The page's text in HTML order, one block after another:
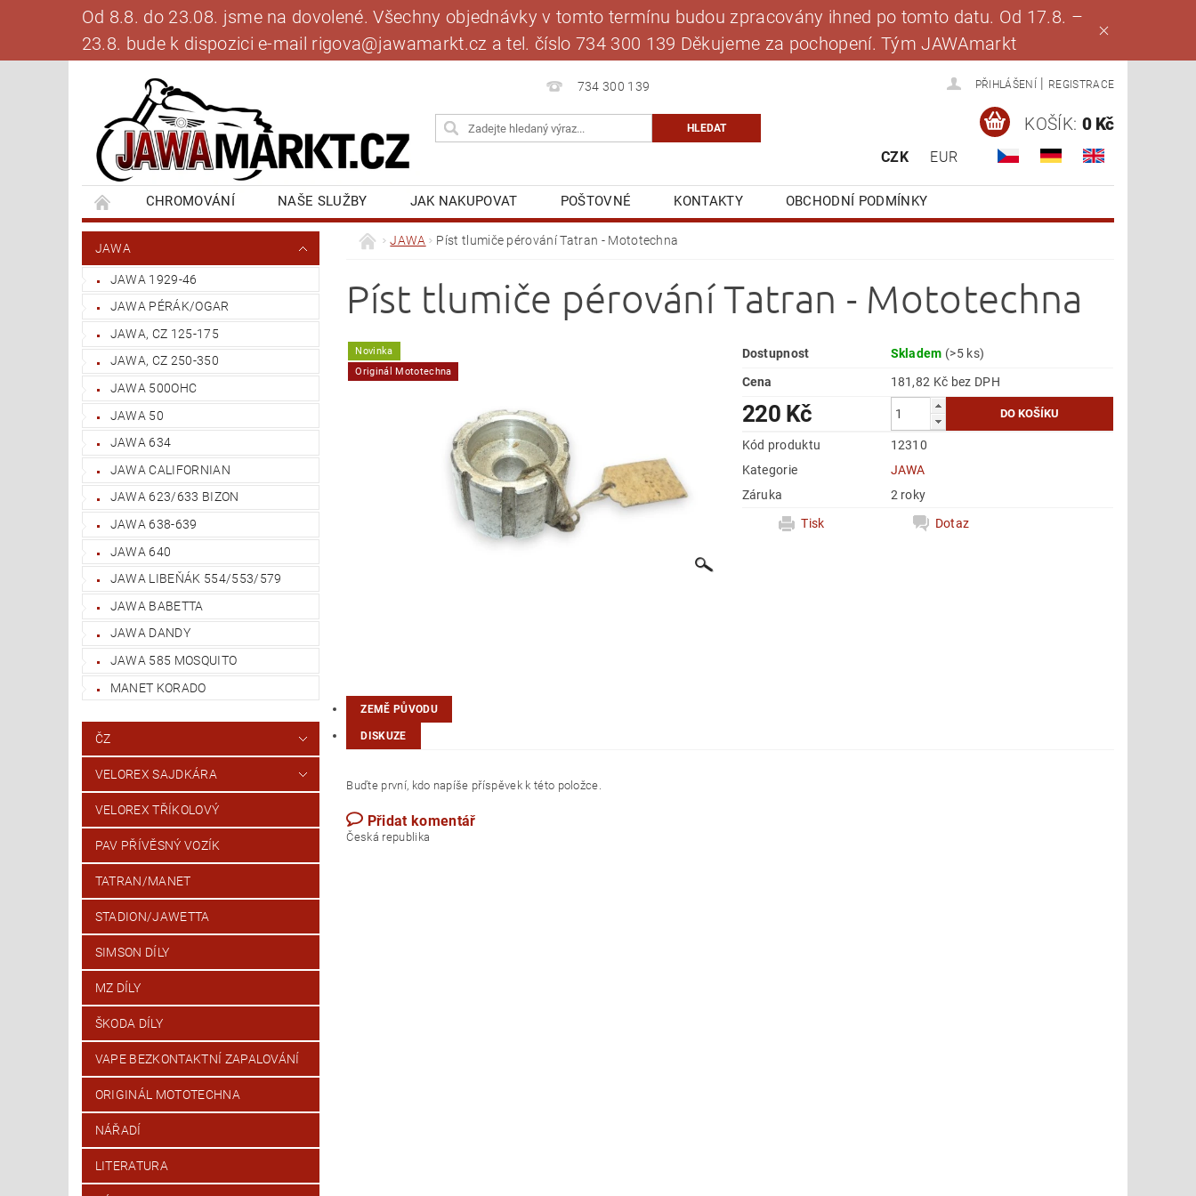
Od 8.8. do 23.08. jsme na dovolené. Všechny objednávky v tomto termínu budou zpracovány ihned po tomto datu. Od 17.8. –
23.8. bude k dispozici e-mail rigova@jawamarkt.cz a tel. číslo 734 300 139 Děkujeme za pochopení. Tým JAWAmarkt
734 300 139 PŘIHLÁŠENÍ REGISTRACE
CZK EUR
KOŠÍK: 0 Kč
CHROMOVÁNÍ NAŠE SLUŽBY JAK NAKUPOVAT POŠTOVNÉ KONTAKTY
OBCHODNÍ PODMÍNKY
BANKOVNÍ SPOJENÍ
NAPIŠTE NÁM BLOG MOJE OBJEDNÁVKA
JAWA
JAWA 1929-46
JAWA PÉRÁK/OGAR
JAWA, CZ 125-175
JAWA, CZ 250-350
JAWA 500OHC
JAWA 50
JAWA 634
JAWA CALIFORNIAN
JAWA 623/633 BIZON
JAWA 638-639
JAWA 640
JAWA LIBEŇÁK 554/553/579
JAWA BABETTA
JAWA DANDY
JAWA 585 MOSQUITO
MANET KORADO
ČZ
VELOREX SAJDKÁRA
VELOREX TŘÍKOLOVÝ
PAV PŘÍVĚSNÝ VOZÍK
TATRAN/MANET
STADION/JAWETTA
SIMSON DÍLY
MZ DÍLY
ŠKODA DÍLY
VAPE BEZKONTAKTNÍ ZAPALOVÁNÍ
ORIGINÁL MOTOTECHNA
NÁŘADÍ
LITERATURA
JAWA Píst tlumiče pérování Tatran - Mototechna
Píst tlumiče pérování Tatran - Mototechna
Novinka
Originál Mototechna
Dostupnost Skladem (>5 ks)
Cena
181,82 Kč bez DPH
220 Kč
Kód produktu
12310
Kategorie
JAWA
Záruka
2 roky
Tisk
Dotaz
ZEMĚ PŮVODU
DISKUZE
Buďte první, kdo napíše příspěvek k této položce.
Přidat komentář
Česká republika